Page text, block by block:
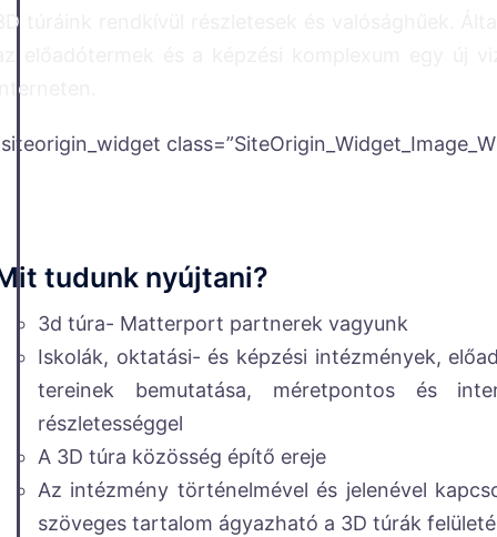
túráink rendkívül részletesek és valósághűek.
tudunk nyújtani?
3d túra- Matterport partnerek vagyunk
Iskolák, oktatási- és képzési intézmények,
tereinek bemutatása, méretpontos és
részletességgel
A 3D túra közösség építő ereje
Az intézmény történelmével és jelenével
szöveges tartalom ágyazható a 3D túrák